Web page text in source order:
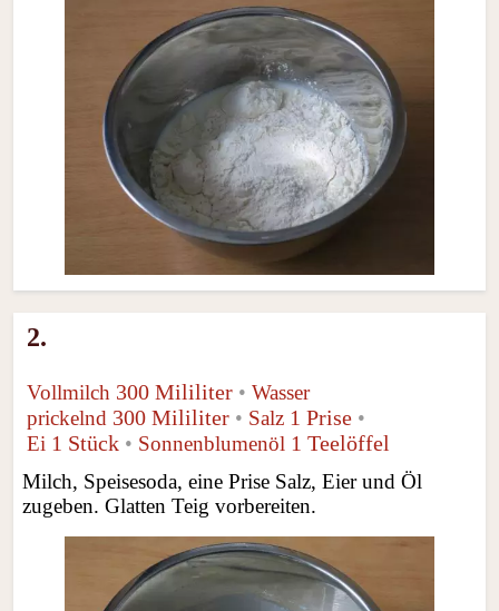
2.
Vollmilch 300 Mililiter • Wasser
prickelnd 300 Mililiter • Salz 1 Prise •
Ei 1 Stück • Sonnenblumenöl 1 Teelöffel
Milch, Speisesoda, eine Prise Salz, Eier und Öl
zugeben. Glatten Teig vorbereiten.